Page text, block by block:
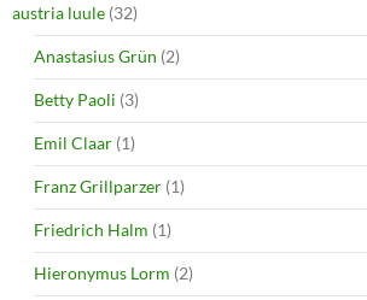
o
)
d
w
)
austria luule (32)
Anastasius Grün (2)
Betty Paoli (3)
Emil Claar (1)
Franz Grillparzer (1)
Friedrich Halm (1)
Hieronymus Lorm (2)